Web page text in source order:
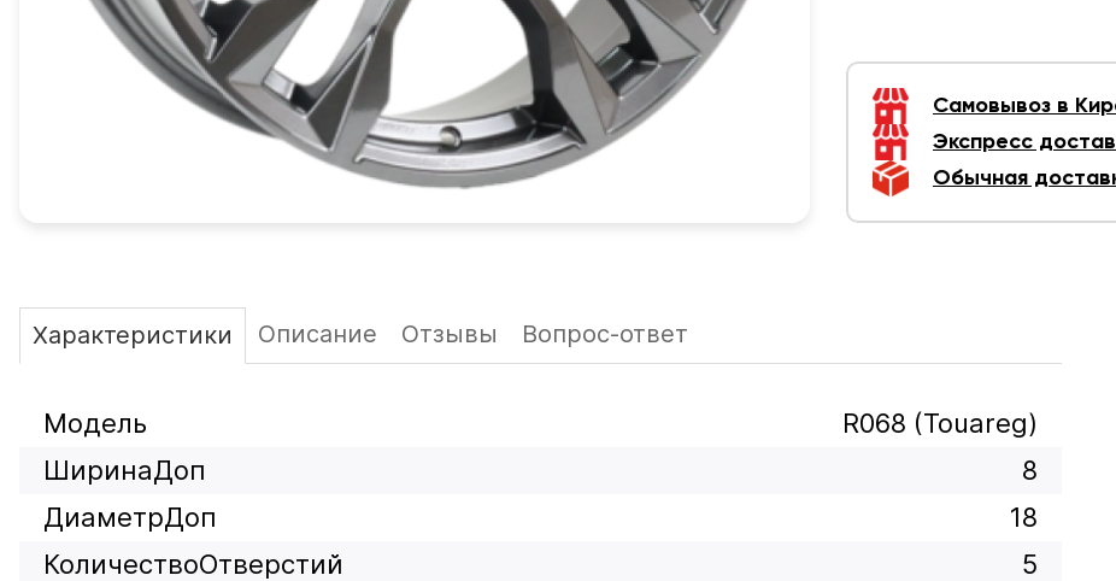
Самовывоз в
Экспресс
Обычная
Характеристики Описание Отзывы Вопрос-ответ
Модель
R068 (Touareg)
ШиринаДоп
8
ДиаметрДоп
18
КоличествоОтверстий
5